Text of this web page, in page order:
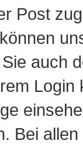
Post
auch
Login
Bei